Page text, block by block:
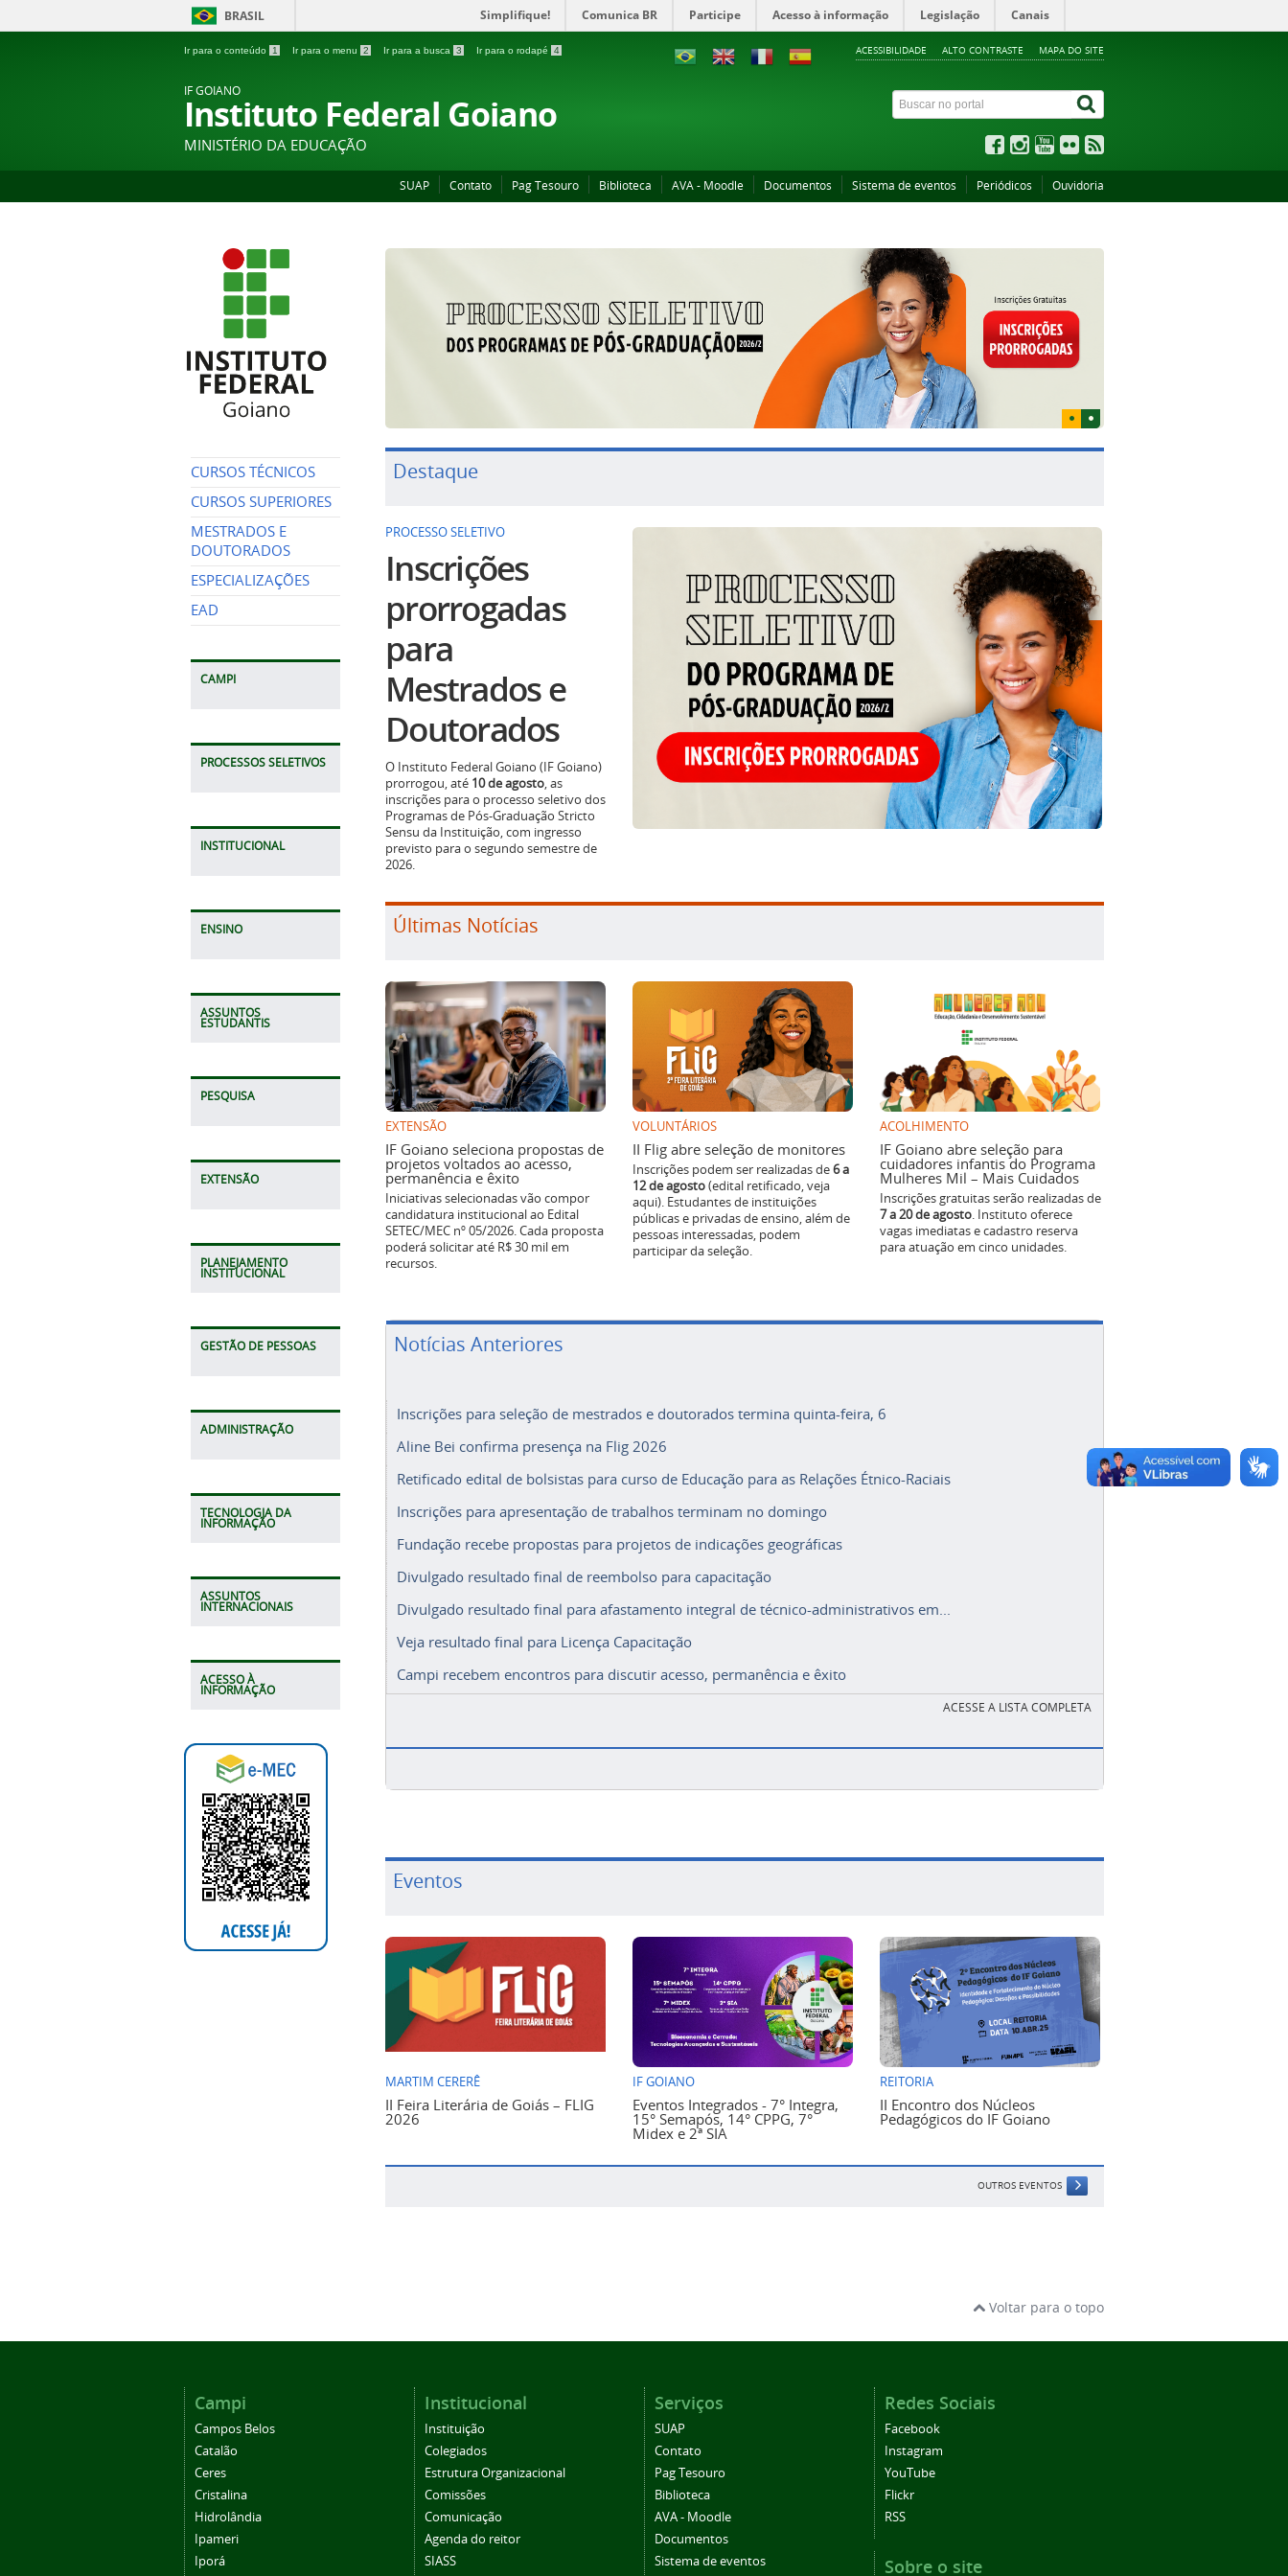
BRASIL Simplifique! Comunica BR Participe Acesso à informação Legislação Canais
Ir para o conteúdo 1 Ir para o menu 2 Ir para a busca 3 Ir para o rodapé 4 ACESSIBILIDADE ALTO CONTRASTE MAPA DO SITE
IF GOIANO
Instituto Federal Goiano
MINISTÉRIO DA EDUCAÇÃO
SUAP Contato Pag Tesouro Biblioteca AVA - Moodle Documentos Sistema de eventos Periódicos Ouvidoria
CURSOS TÉCNICOS
CURSOS SUPERIORES
MESTRADOS E
DOUTORADOS
ESPECIALIZAÇÕES
EAD
CAMPI
PROCESSOS SELETIVOS
INSTITUCIONAL
ENSINO
ASSUNTOS
ESTUDANTIS
PESQUISA
EXTENSÃO
PLANEJAMENTO
INSTITUCIONAL
GESTÃO DE PESSOAS
ADMINISTRAÇÃO
TECNOLOGIA DA
INFORMAÇÃO
ASSUNTOS
INTERNACIONAIS
ACESSO À
INFORMAÇÃO
Destaque
PROCESSO SELETIVO
Inscrições
prorrogadas
para
Mestrados e
Doutorados
O Instituto Federal Goiano (IF Goiano)
prorrogou, até 10 de agosto, as
inscrições para o processo seletivo dos
Programas de Pós-Graduação Stricto
Sensu da Instituição, com ingresso
previsto para o segundo semestre de
2026.
Últimas Notícias
EXTENSÃO
IF Goiano seleciona propostas de
projetos voltados ao acesso,
permanência e êxito
Iniciativas selecionadas vão compor
candidatura institucional ao Edital
SETEC/MEC nº 05/2026. Cada proposta
poderá solicitar até R$ 30 mil em
recursos.
VOLUNTÁRIOS
II Flig abre seleção de monitores
Inscrições podem ser realizadas de6 a
12 de agosto(edital retificado, veja
aqui). Estudantes de instituições
públicas e privadas de ensino, além de
pessoas interessadas, podem
participar da seleção.
ACOLHIMENTO
IF Goiano abre seleção para
cuidadores infantis do Programa
Mulheres Mil – Mais Cuidados
Inscrições gratuitas serão realizadas de
7 a 20 de agosto. Instituto oferece
vagas imediatas e cadastro reserva
para atuação em cinco unidades.
Notícias Anteriores
Inscrições para seleção de mestrados e doutorados termina quinta-feira, 6
Aline Bei confirma presença na Flig 2026
Retificado edital de bolsistas para curso de Educação para as Relações Étnico-Raciais
Inscrições para apresentação de trabalhos terminam no domingo
Fundação recebe propostas para projetos de indicações geográficas
Divulgado resultado final de reembolso para capacitação
Divulgado resultado final para afastamento integral de técnico-administrativos em...
Veja resultado final para Licença Capacitação
Campi recebem encontros para discutir acesso, permanência e êxito
ACESSE A LISTA COMPLETA
Eventos
MARTIM CERERÊ
II Feira Literária de Goiás – FLIG
2026
IF GOIANO
Eventos Integrados - 7° Integra,
15° Semapós, 14° CPPG, 7°
Midex e 2ª SIA
REITORIA
II Encontro dos Núcleos
Pedagógicos do IF Goiano
OUTROS EVENTOS
Voltar para o topo
Campi
Campos Belos
Catalão
Ceres
Cristalina
Hidrolândia
Ipameri
Iporá
Institucional
Instituição
Colegiados
Estrutura Organizacional
Comissões
Comunicação
Agenda do reitor
SIASS
Serviços
SUAP
Contato
Pag Tesouro
Biblioteca
AVA - Moodle
Documentos
Sistema de eventos
Redes Sociais
Facebook
Instagram
YouTube
Flickr
RSS
Sobre o site